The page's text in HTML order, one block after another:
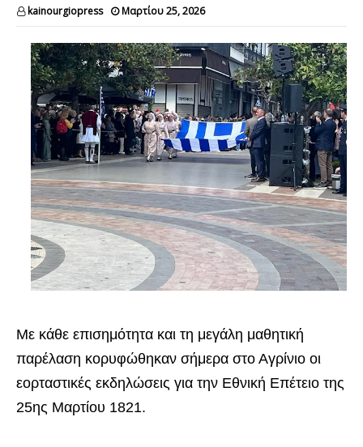
kainourgiopress Μαρτίου 25, 2026
Με κάθε επισημότητα και τη μεγάλη μαθητική
παρέλαση κορυφώθηκαν σήμερα στο Αγρίνιο οι
εορταστικές εκδηλώσεις για την Εθνική Επέτειο της
25ης Μαρτίου 1821.